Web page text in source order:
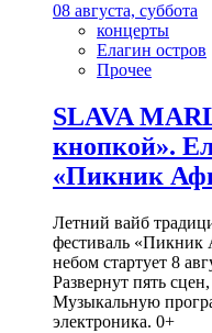
08 августа, суббота
концерты
Елагин остров
Прочее
SLAVA
кнопкой».
«Пикник
Летний вайб
фестиваль
небом стартует 8
Развернут пять
Музыкальную
электроника. 0+